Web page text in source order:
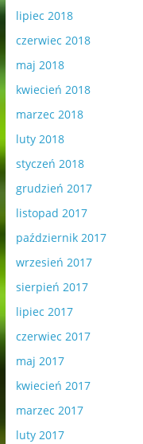
lipiec 2018
czerwiec 2018
maj 2018
kwiecień 2018
marzec 2018
luty 2018
styczeń 2018
grudzień 2017
listopad 2017
październik 2017
wrzesień 2017
sierpień 2017
lipiec 2017
czerwiec 2017
maj 2017
kwiecień 2017
marzec 2017
luty 2017